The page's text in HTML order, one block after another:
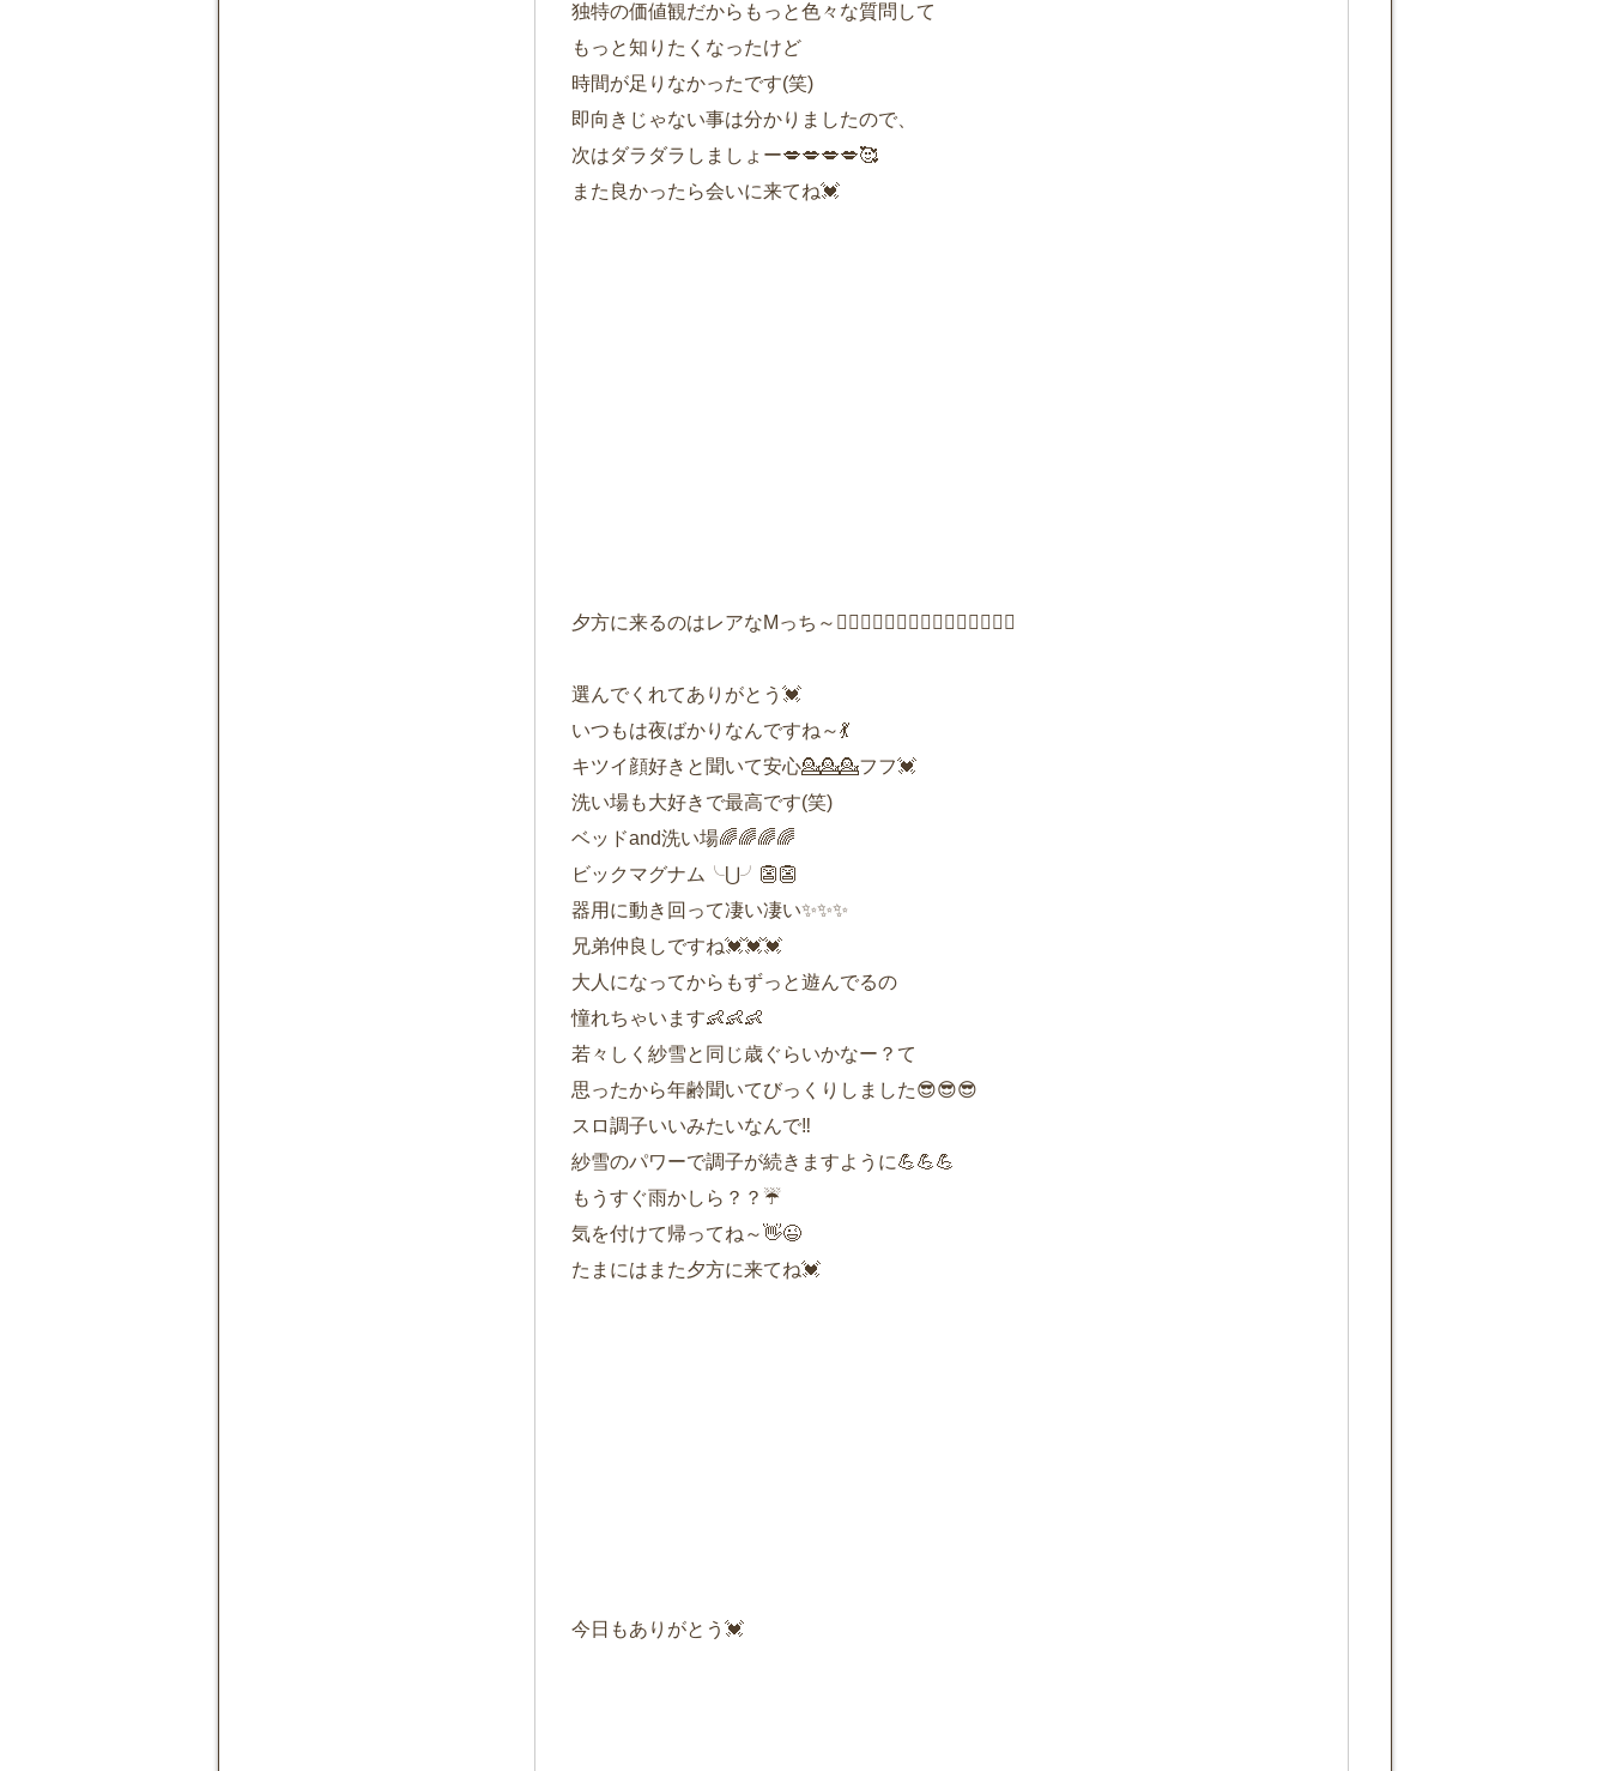
独特の価値観だからもっと色々な質問して
もっと知りたくなったけど
時間が足りなかったです(笑)
即向きじゃない事は分かりましたので、
次はダラダラしましょー💋💋💋💋🥰
また良かったら会いに来てね💓‪
夕方に来るのはレアなMっち～👩‍❤️‍👨👩‍❤️‍👨👩‍❤️‍👨👩‍❤️‍👨👩‍❤️‍👨
選んでくれてありがとう💓‪
いつもは夜ばかりなんですね～💃
キツイ顔好きと聞いて安心💁💁💁フフ💓‪
洗い場も大好きで最高です(笑)
ベッドand洗い場🌈🌈🌈🌈
ビックマグナム╰⋃╯👺👺
器用に動き回って凄い凄い✨✨✨
兄弟仲良しですね💓‪💓‪💓‪
大人になってからもずっと遊んでるの
憧れちゃいます👶👶👶
若々しく紗雪と同じ歳ぐらいかなー？て
思ったから年齢聞いてびっくりしました😎😎😎
スロ調子いいみたいなんで‼️
紗雪のパワーで調子が続きますように💪💪💪
もうすぐ雨かしら？？☔
気を付けて帰ってね～👋😉
たまにはまた夕方に来てね💓‪
今日もありがとう💓‪